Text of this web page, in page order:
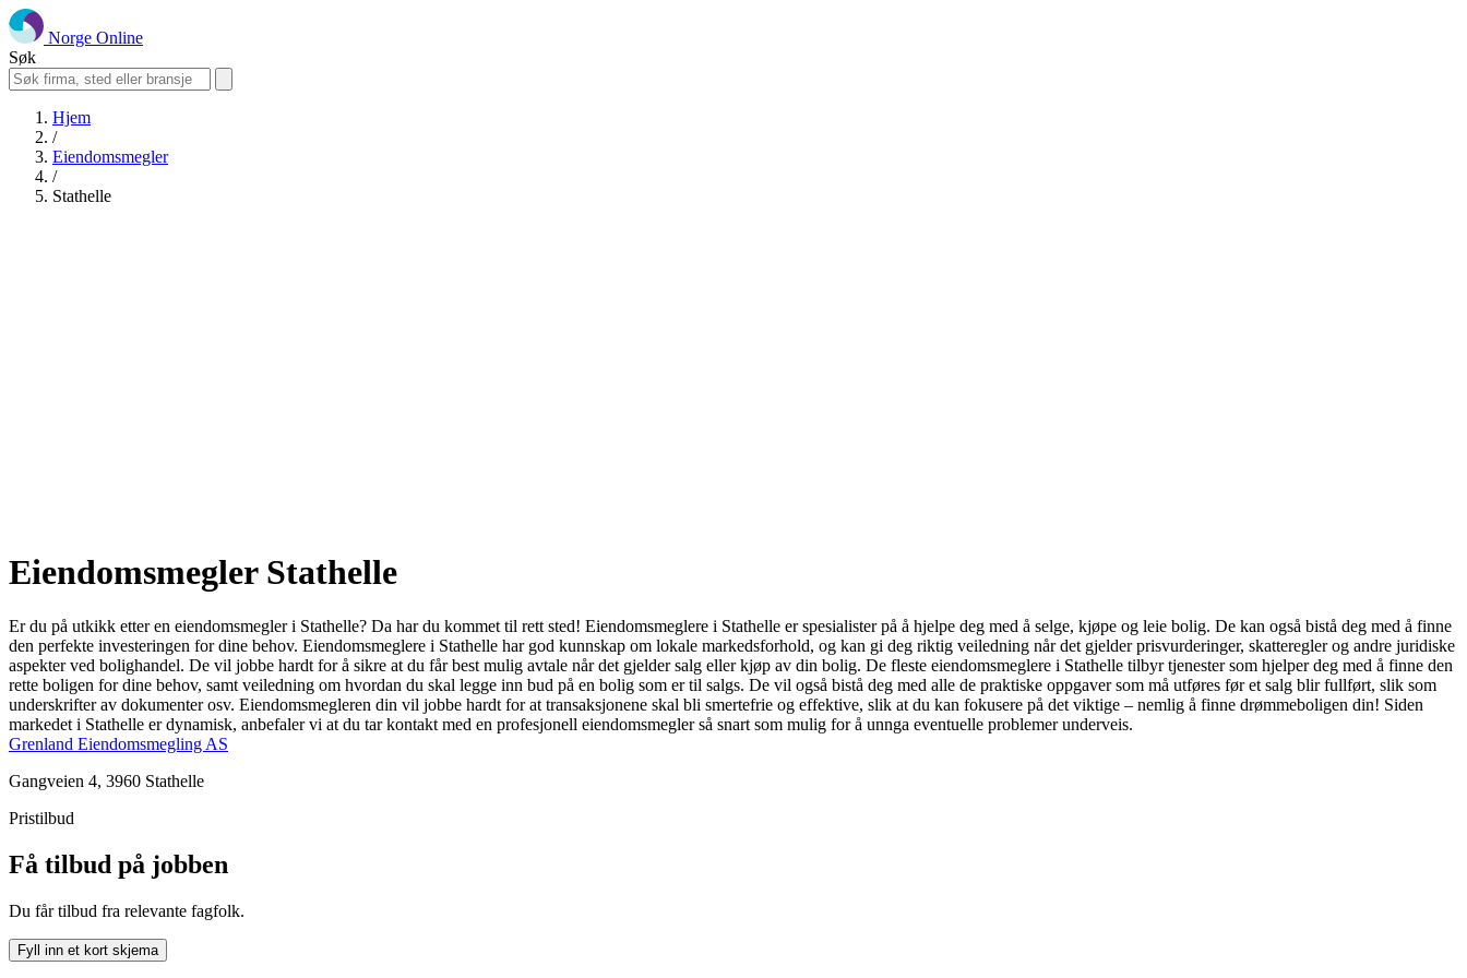
Norge Online
Søk
Hjem
/
Eiendomsmegler
/
Stathelle
Eiendomsmegler Stathelle
Er du på utkikk etter en eiendomsmegler i Stathelle? Da har du kommet til rett sted! Eiendomsmeglere i Stathelle er spesialister på å hjelpe deg med å selge, kjøpe og leie bolig. De kan også bistå deg med å finne
den perfekte investeringen for dine behov. Eiendomsmeglere i Stathelle har god kunnskap om lokale markedsforhold, og kan gi deg riktig veiledning når det gjelder prisvurderinger, skatteregler og andre juridiske
aspekter ved bolighandel. De vil jobbe hardt for å sikre at du får best mulig avtale når det gjelder salg eller kjøp av din bolig. De fleste eiendomsmeglere i Stathelle tilbyr tjenester som hjelper deg med å finne den
rette boligen for dine behov, samt veiledning om hvordan du skal legge inn bud på en bolig som er til salgs. De vil også bistå deg med alle de praktiske oppgaver som må utføres før et salg blir fullført, slik som
underskrifter av dokumenter osv. Eiendomsmegleren din vil jobbe hardt for at transaksjonene skal bli smertefrie og effektive, slik at du kan fokusere på det viktige – nemlig å finne drømmeboligen din! Siden
markedet i Stathelle er dynamisk, anbefaler vi at du tar kontakt med en profesjonell eiendomsmegler så snart som mulig for å unnga eventuelle problemer underveis.
Grenland Eiendomsmegling AS
Gangveien 4, 3960 Stathelle
Pristilbud
Få tilbud på jobben
Du får tilbud fra relevante fagfolk.
Fyll inn et kort skjema